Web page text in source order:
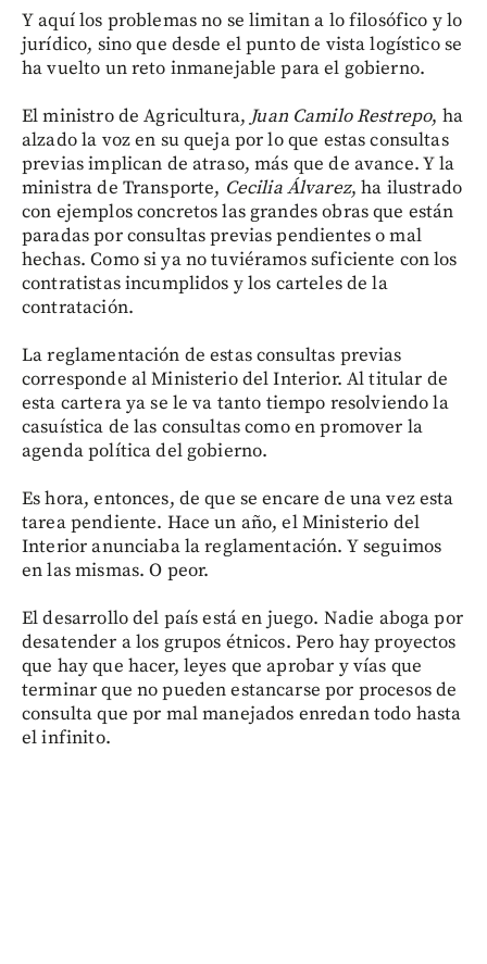
Y aquí los problemas no se limitan a lo filosófico y lo
jurídico, sino que desde el punto de vista logístico se
ha vuelto un reto inmanejable para el gobierno.
El ministro de Agricultura, Juan Camilo Restrepo, ha
alzado la voz en su queja por lo que estas consultas
previas implican de atraso, más que de avance. Y la
ministra de Transporte, Cecilia Álvarez, ha ilustrado
con ejemplos concretos las grandes obras que están
paradas por consultas previas pendientes o mal
hechas. Como si ya no tuviéramos suficiente con los
contratistas incumplidos y los carteles de la
contratación.
La reglamentación de estas consultas previas
corresponde al Ministerio del Interior. Al titular de
esta cartera ya se le va tanto tiempo resolviendo la
casuística de las consultas como en promover la
agenda política del gobierno.
Es hora, entonces, de que se encare de una vez esta
tarea pendiente. Hace un año, el Ministerio del
Interior anunciaba la reglamentación. Y seguimos
en las mismas. O peor.
El desarrollo del país está en juego. Nadie aboga por
desatender a los grupos étnicos. Pero hay proyectos
que hay que hacer, leyes que aprobar y vías que
terminar que no pueden estancarse por procesos de
consulta que por mal manejados enredan todo hasta
el infinito.